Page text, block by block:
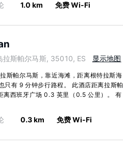
1.0 km 免费 Wi-Fi
斯帕尔马斯, 35010, ES 显示地图
斯帕尔马斯，靠近海滩，距离根特拉斯海
只有 9 分钟步行路程。 此酒店距离拉斯帕
离西班牙广场 0.3 英里（0.5 公里）。 有
0.3 km 免费 Wi-Fi